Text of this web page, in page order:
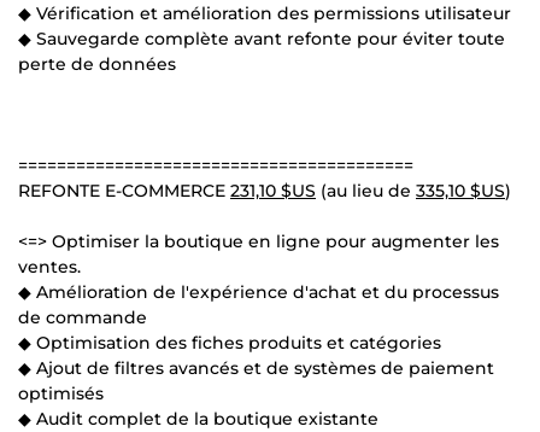
◆ Vérification et amélioration des permissions utilisateur
◆ Sauvegarde complète avant refonte pour éviter toute
perte de données
=========================================
REFONTE E-COMMERCE 231,10 $US (au lieu de 335,10 $US)
<=> Optimiser la boutique en ligne pour augmenter les
ventes.
◆ Amélioration de l'expérience d'achat et du processus
de commande
◆ Optimisation des fiches produits et catégories
◆ Ajout de filtres avancés et de systèmes de paiement
optimisés
◆ Audit complet de la boutique existante